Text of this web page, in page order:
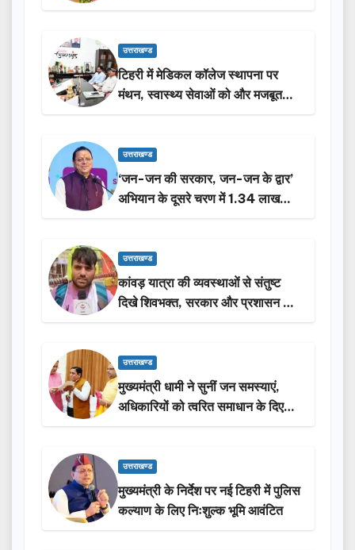
उत्तराखण्ड
टिहरी में मेडिकल कॉलेज स्थापना पर
मंथन, स्वास्थ्य सेवाओं को और मजबूत
करेगी सरकार: मुख्यमंत्री धामी…
उत्तराखण्ड
‘जन-जन की सरकार, जन-जन के द्वार’
अभियान के दूसरे चरण में 1.34 लाख
लोगों की भागीदारी…
उत्तराखण्ड
कांवड़ यात्रा की व्यवस्थाओं से संतुष्ट
दिखे शिवभक्त, सरकार और प्रशासन की
सराहना…
उत्तराखण्ड
मुख्यमंत्री धामी ने सुनीं जन समस्याएं,
अधिकारियों को त्वरित समाधान के दिए
निर्देश
उत्तराखण्ड
मुख्यमंत्री के निर्देश पर नई टिहरी में पुलिस
कल्याण के लिए निःशुल्क भूमि आवंटित